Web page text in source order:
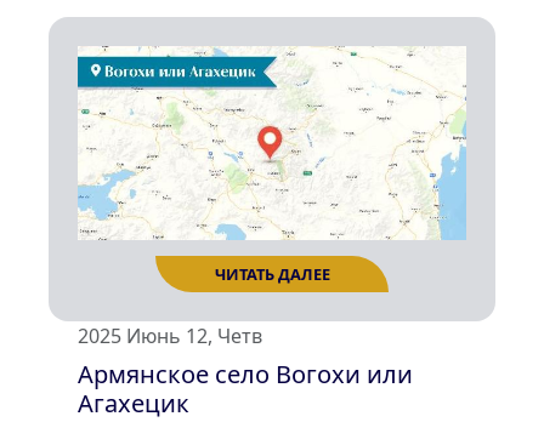
ЧИТАТЬ ДАЛЕЕ
2025 Июнь 12, Четв
Армянское село Вогохи или
Агахецик